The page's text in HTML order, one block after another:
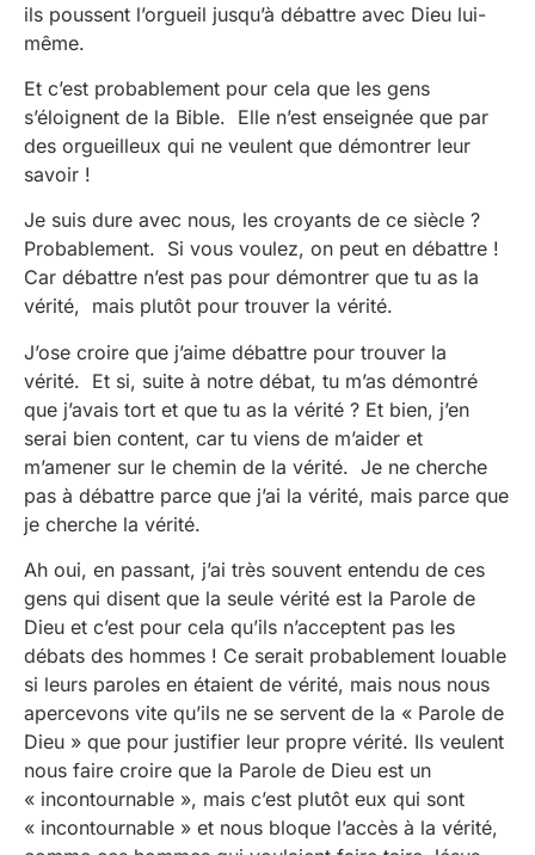
ils poussent l’orgueil jusqu’à débattre avec Dieu lui-
même.
Et c’est probablement pour cela que les gens
s’éloignent de la Bible. Elle n’est enseignée que par
des orgueilleux qui ne veulent que démontrer leur
savoir !
Je suis dure avec nous, les croyants de ce siècle ?
Probablement. Si vous voulez, on peut en débattre !
Car débattre n’est pas pour démontrer que tu as la
vérité, mais plutôt pour trouver la vérité.
J’ose croire que j’aime débattre pour trouver la
vérité. Et si, suite à notre débat, tu m’as démontré
que j’avais tort et que tu as la vérité ? Et bien, j’en
serai bien content, car tu viens de m’aider et
m’amener sur le chemin de la vérité. Je ne cherche
pas à débattre parce que j’ai la vérité, mais parce que
je cherche la vérité.
Ah oui, en passant, j’ai très souvent entendu de ces
gens qui disent que la seule vérité est la Parole de
Dieu et c’est pour cela qu’ils n’acceptent pas les
débats des hommes ! Ce serait probablement louable
si leurs paroles en étaient de vérité, mais nous nous
apercevons vite qu’ils ne se servent de la « Parole de
Dieu » que pour justifier leur propre vérité. Ils veulent
nous faire croire que la Parole de Dieu est un
« incontournable », mais c’est plutôt eux qui sont
« incontournable » et nous bloque l’accès à la vérité,